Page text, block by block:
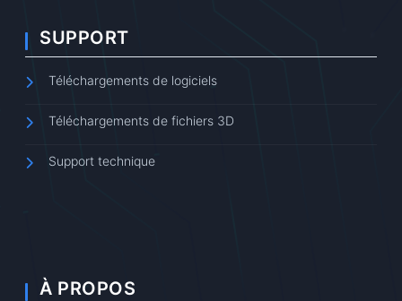
SUPPORT
Téléchargements de logiciels
Téléchargements de fichiers 3D
Support technique
À PROPOS